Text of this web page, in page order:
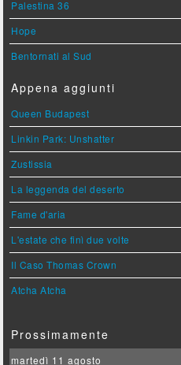
Palestina 36
Hope
Bentornati al Sud
Appena aggiunti
Queen Budapest
Linkin Park: Unshatter
Zustissia
La leggenda del deserto
Fame d'aria
L'estate che finì due volte
Il Caso Thomas Crown
Atcha Atcha
Prossimamente
martedì 11 agosto